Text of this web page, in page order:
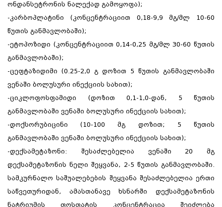
ონდანსეტრონის ნალექად გამოყოფა);
-კარბოპლატინი (კონცენტრაციით 0,18-9,9 მგ/მლ 10-60
წუთის განმავლობაში);
-ეტოპოზიდი (კონცენტრაციით 0,14-0,25 მგ/მლ 30-60 წუთის
განმავლობაში);
-ცეფტაზიდიმი (0.25-2,0 გ დოზით 5 წუთის განმავლობაში
ვენაში ბოლუსური ინექციის სახით);
-ციკლოფოსფამიდი (დოზით 0,1-1,0-დან, 5 წუთის
განმავლობაში ვენაში ბოლუსური ინექციის სახით);
-დოქსორუბიცინი (10-100 მგ დოზით; 5 წუთის
განმავლობაში ვენაში ბოლუსური ინექციის სახით);
-დექსამეტაზონი: შესაძლებელია ვენაში 20 მგ
დექსამეტაზონის ნელი შეყვანა, 2-5 წუთის განმავლობაში.
სამკურნალო საშუალებების შეყვანა შესაძლებელია ერთი
საწვეთურიდან, ამასთანავე ხსნარში დექსამეტაზონის
ნატრიუმის ფოსფატის კონცენტრაცია შეიძლება